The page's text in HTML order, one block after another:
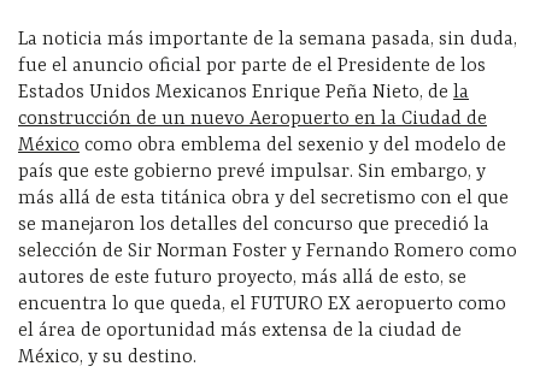
La noticia más importante de la semana pasada, sin duda,
fue el anuncio oficial por parte de el Presidente de los
Estados Unidos Mexicanos Enrique Peña Nieto, de la
construcción de un nuevo Aeropuerto en la Ciudad de
México como obra emblema del sexenio y del modelo de
país que este gobierno prevé impulsar. Sin embargo, y
más allá de esta titánica obra y del secretismo con el que
se manejaron los detalles del concurso que precedió la
selección de Sir Norman Foster y Fernando Romero como
autores de este futuro proyecto, más allá de esto, se
encuentra lo que queda, el FUTURO EX aeropuerto como
el área de oportunidad más extensa de la ciudad de
México, y su destino.